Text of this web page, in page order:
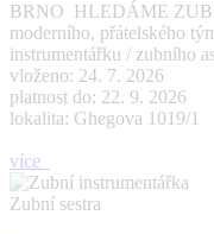
BRNO HLEDÁME
moderního, přátelského
instrumentářku / zubního
vloženo: 24. 7. 2026
platnost do: 22. 9. 2026
lokalita: Ghegova 1019/1
více
Zubní sestra